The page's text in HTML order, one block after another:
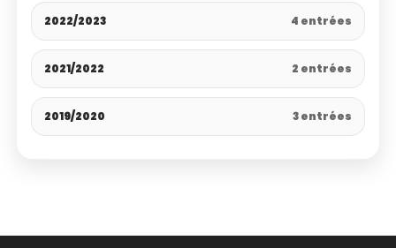
2022/2023 4 entrées
2021/2022 2 entrées
2019/2020 3 entrées